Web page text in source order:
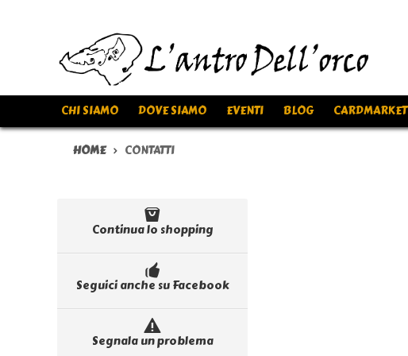
CHI SIAMO DOVE SIAMO EVENTI BLOG CARDMARKET
HOME CONTATTI
Continua lo shopping
Seguici anche su Facebook
Segnala un problema